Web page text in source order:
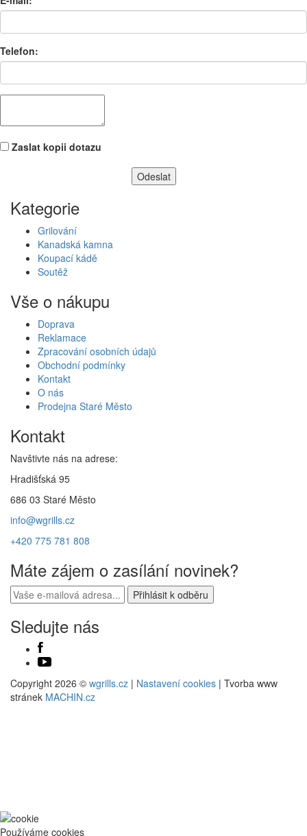
Telefon:
Zaslat kopii dotazu
Kategorie
Grilování
Kanadská kamna
Koupací kádě
Soutěž
Vše o nákupu
Doprava
Reklamace
Zpracování osobních údajů
Obchodní podmínky
Kontakt
O nás
Prodejna Staré Město
Kontakt
Navštivte nás na adrese:
Hradišťská 95
686 03 Staré Město
info@wgrills.cz
+420 775 781 808
Máte zájem o zasílání novinek?
Sledujte nás
Copyright 2026 © wgrills.cz | Nastavení cookies | Tvorba www
stránek MACHIN.cz
Používáme cookies